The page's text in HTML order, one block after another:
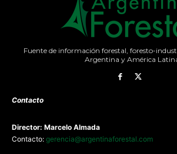
Fuente de información forestal, foresto-
Argentina y América
Contacto
Director: Marcelo Almada
Contacto: gerencia@argentinaforestal.com